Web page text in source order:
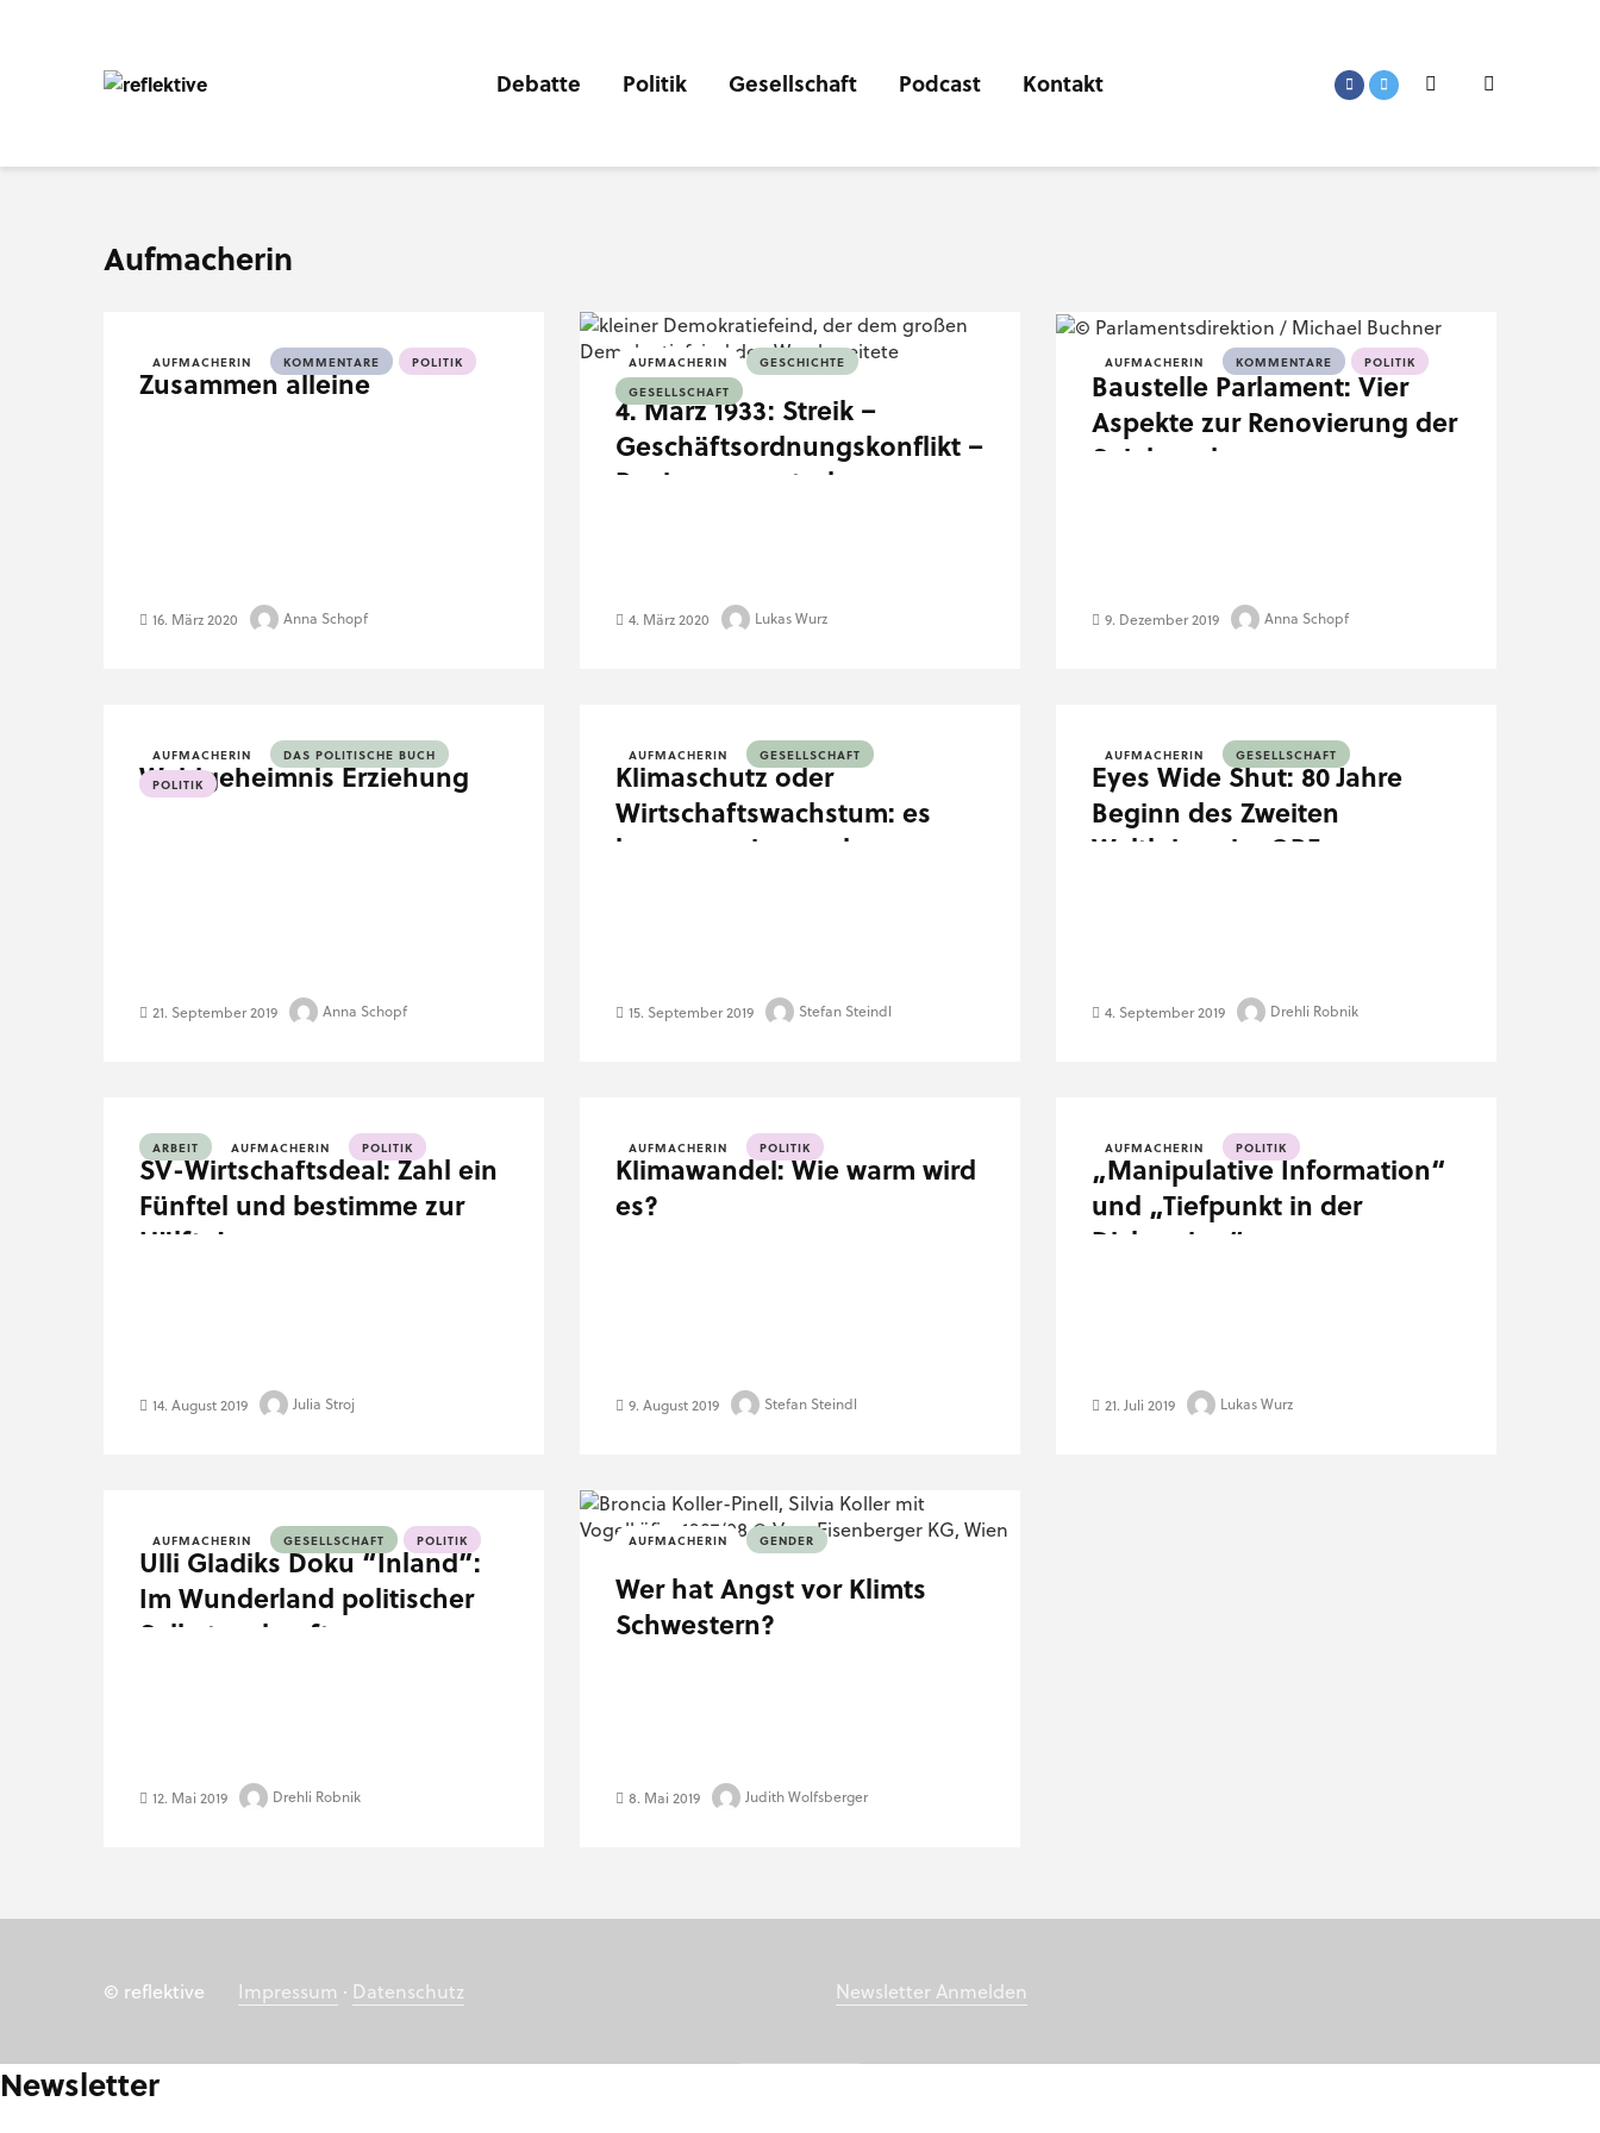
Debatte Politik Gesellschaft Podcast Kontakt
Aufmacherin
AUFMACHERIN KOMMENTARE POLITIK
Zusammen alleine
16. März 2020 Anna Schopf
AUFMACHERIN
GESCHICHTE
GESELLSCHAFT
4. März 1933: Streik –
Geschäftsordnungskonflikt –
Regierungsputsch
4. März 2020 Lukas Wurz
AUFMACHERIN KOMMENTARE POLITIK
Baustelle Parlament: Vier
Aspekte zur Renovierung der
Spielregeln
9. Dezember 2019 Anna Schopf
AUFMACHERIN
DAS POLITISCHE BUCH
POLITIK
Wahlgeheimnis Erziehung
21. September 2019 Anna Schopf
AUFMACHERIN GESELLSCHAFT
Klimaschutz oder
Wirtschaftswachstum: es
kann nur eines geben…
15. September 2019 Stefan Steindl
AUFMACHERIN GESELLSCHAFT
Eyes Wide Shut: 80 Jahre
Beginn des Zweiten
Weltkriegs im ORF-
4. September 2019 Drehli Robnik
ARBEIT AUFMACHERIN POLITIK
SV-Wirtschaftsdeal: Zahl ein
Fünftel und bestimme zur
Hälfte!
14. August 2019 Julia Stroj
AUFMACHERIN POLITIK
Klimawandel: Wie warm wird
es?
9. August 2019 Stefan Steindl
AUFMACHERIN POLITIK
„Manipulative Information“
und „Tiefpunkt in der
Diskussion“
21. Juli 2019 Lukas Wurz
AUFMACHERIN GESELLSCHAFT POLITIK
Ulli Gladiks Doku “Inland”:
Im Wunderland politischer
Selbstauskunft
12. Mai 2019 Drehli Robnik
AUFMACHERIN GENDER
Wer hat Angst vor Klimts
Schwestern?
8. Mai 2019 Judith Wolfsberger
© reflektive Impressum · Datenschutz Newsletter Anmelden
Newsletter